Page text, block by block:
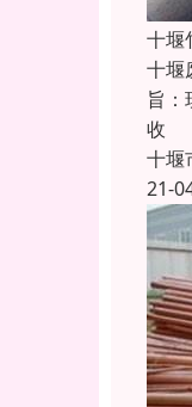
十堰
十堰
旨
收
十堰
21-